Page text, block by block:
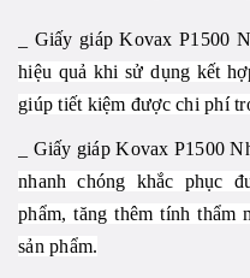
_ Giấy giáp Kovax P1500
hiệu quả khi sử dụng kết
giúp tiết kiệm được chi phí
_ Giấy giáp Kovax P1500
nhanh chóng khắc phục
phẩm, tăng thêm tính thẩm
sản phẩm.